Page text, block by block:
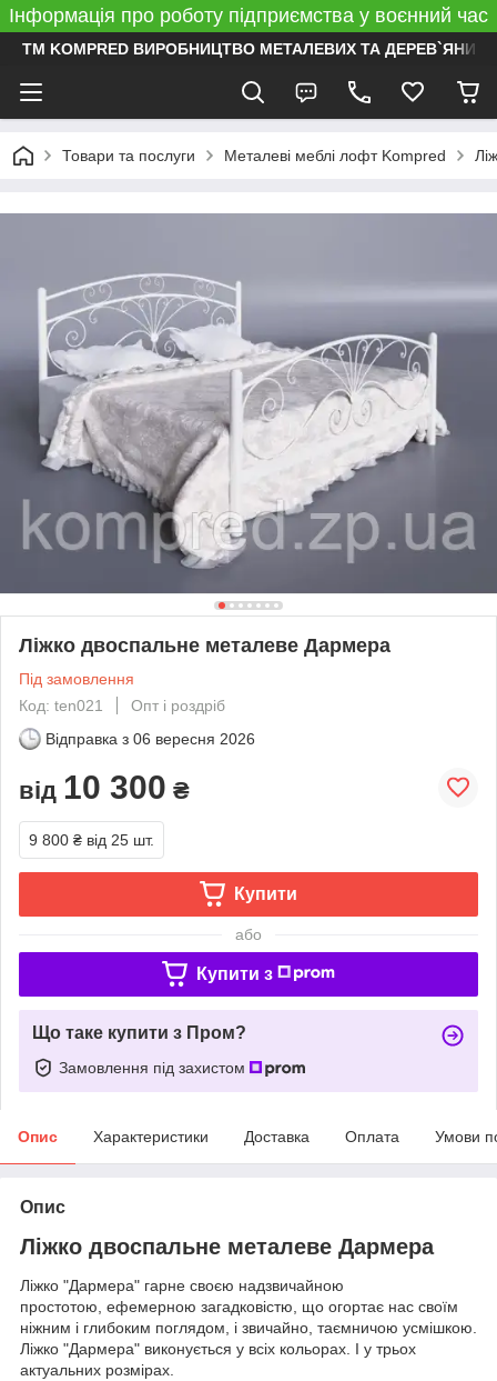
Інформація про роботу підприємства у воєнний час
ТМ KOMPRED ВИРОБНИЦТВО МЕТАЛЕВИХ ТА ДЕРЕВ`ЯНИХ
Товари та послуги Металеві меблі лофт Kompred
Ліжко двоспальне металеве Дармера
Під замовлення
Код: ten021
Опт і роздріб
Відправка з 06 вересня 2026
від 10 300 ₴
9 800 ₴ від 25 шт.
Купити
або
Купити з
Що таке купити з Пром?
Замовлення під захистом
Опис Характеристики Доставка Оплата Умови
Опис
Ліжко двоспальне металеве Дармера
Ліжко "Дармера" гарне своєю надзвичайною
простотою, ефемерною загадковістю, що огортає нас своїм
ніжним і глибоким поглядом, і звичайно, таємничою усмішкою.
Ліжко "Дармера" виконується у всіх кольорах. І у трьох
актуальних розмірах.